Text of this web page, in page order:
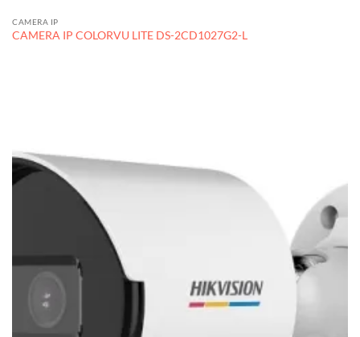
CAMERA IP
CAMERA IP COLORVU LITE DS-2CD1027G2-L